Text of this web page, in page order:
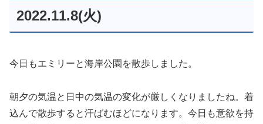
2022.11.8(火)
今日もエミリーと海岸公園を散歩しました。
朝夕の気温と日中の気温の変化が厳しくなりましたね。着
込んで散歩すると汗ばむほどになります。今日も意欲を持